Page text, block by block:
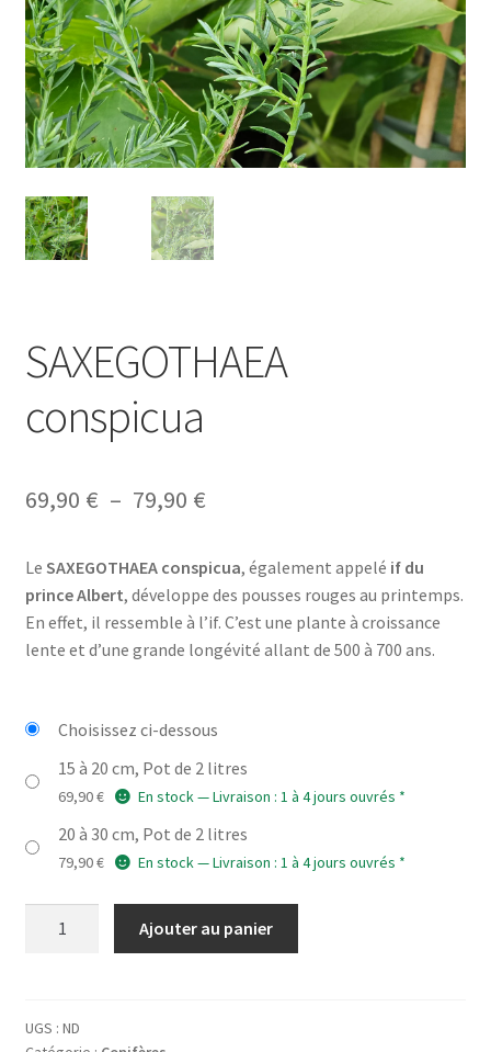
SAXEGOTHAEA
conspicua
69,90 € – 79,90 €Plage
prix :
69,90 €
à
Le SAXEGOTHAEA conspicua, également appelé if du
prince Albert, développe des pousses rouges au printemps.
En effet, il ressemble à l’if. C’est une plante à croissance
lente et d’une grande longévité allant de 500 à 700 ans.
Choisissez ci-dessous
15 à 20 cm, Pot de 2 litres
69,90€ En stock — Livraison : 1 à 4 jours ouvrés *
20 à 30 cm, Pot de 2 litres
79,90€ En stock — Livraison : 1 à 4 jours ouvrés *
Ajouter au panier
UGS : ND